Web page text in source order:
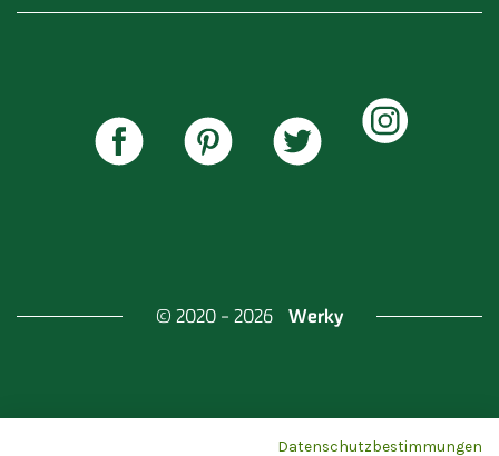
© 2020 - 2026 Werky
Datenschutzbestimmungen